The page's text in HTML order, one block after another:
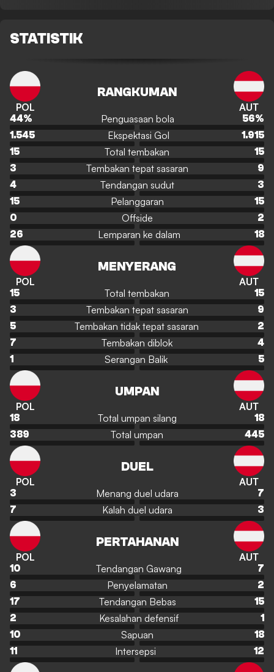
STATISTIK
POL
RANGKUMAN
AUT
44% Penguasaan bola 56%
1.545
Ekspektasi Gol
1.915
15
Total tembakan
15
3
Tembakan tepat sasaran
9
4
Tendangan sudut
3
15
Pelanggaran
15
0
Offside
2
26
Lemparan ke dalam 18
POL
MENYERANG
AUT
15 Total tembakan
15
3
Tembakan tepat sasaran
9
5
Tembakan tidak tepat sasaran
2
7
Tembakan diblok
4
1
Serangan Balik 5
POL
UMPAN
AUT
18 Total umpan silang
18
389
Total umpan 445
POL
DUEL
AUT
3 Menang duel udara
7
7
Kalah duel udara 3
POL
PERTAHANAN
AUT
10 Tendangan Gawang
7
6
Penyelamatan
2
17
Tendangan Bebas
15
2
Kesalahan defensif
1
10
Sapuan
18
11
Intersepsi 12